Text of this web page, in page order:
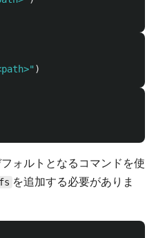
" )
ォルトとなるコマンドを使
を追加する必要がありま